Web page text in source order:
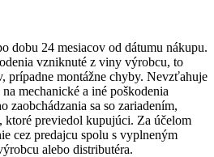
dobu 24 mesiacov od dátumu nákupu.
vzniknuté z viny výrobcu, to
prípadne montážne chyby. Nevzťahuje
mechanické a iné poškodenia
zaobchádzania sa so zariadením,
ktoré previedol kupujúci. Za účelom
cez predajcu spolu s vyplneným
alebo distributéra.